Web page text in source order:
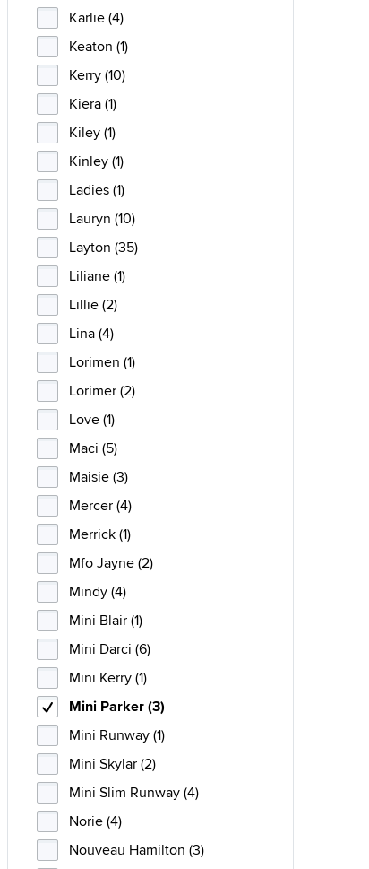
Karlie (4)
Keaton (1)
Kerry (10)
Kiera (1)
Kiley (1)
Kinley (1)
Ladies (1)
Lauryn (10)
Layton (35)
Liliane (1)
Lillie (2)
Lina (4)
Lorimen (1)
Lorimer (2)
Love (1)
Maci (5)
Maisie (3)
Mercer (4)
Merrick (1)
Mfo Jayne (2)
Mindy (4)
Mini Blair (1)
Mini Darci (6)
Mini Kerry (1)
Mini Parker (3)
Mini Runway (1)
Mini Skylar (2)
Mini Slim Runway (4)
Norie (4)
Nouveau Hamilton (3)